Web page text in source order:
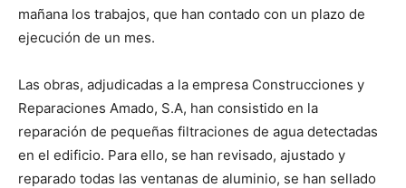
mañana los trabajos, que han contado con un plazo de
ejecución de un mes.
Las obras, adjudicadas a la empresa Construcciones y
Reparaciones Amado, S.A, han consistido en la
reparación de pequeñas filtraciones de agua detectadas
en el edificio. Para ello, se han revisado, ajustado y
reparado todas las ventanas de aluminio, se han sellado